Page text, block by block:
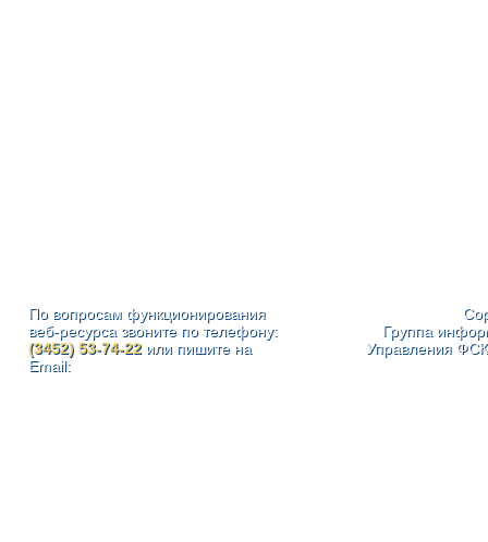
По вопросам функционирования
веб-ресурса звоните по телефону:
(3452) 53-74-22 или пишите на
Email:
Группа
Управления